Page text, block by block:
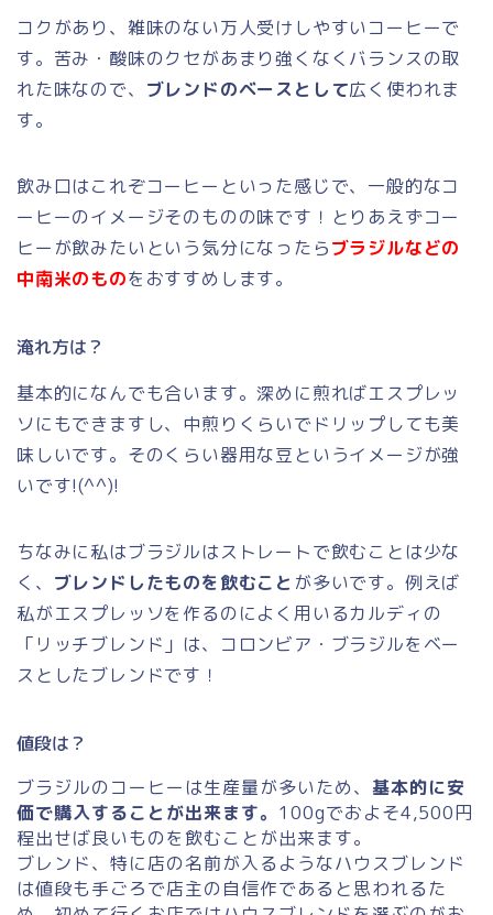
コクがあり、雑味のない万人受けしやすいコーヒーで
す。苦み・酸味のクセがあまり強くなくバランスの取
れた味なので、 ブレンドのベースとして広く使われま
す。
飲み口はこれぞコーヒーといった感じで、一般的なコ
ーヒーのイメージそのものの味です！とりあえずコー
ヒーが飲みたいという気分になったらブラジルなどの
中南米のものをおすすめします。
淹れ方は？
基本的になんでも合います。深めに煎ればエスプレッ
ソにもできますし、中煎りくらいでドリップしても美
味しいです。そのくらい器用な豆というイメージが強
いです!(^^)!
ちなみに私はブラジルはストレートで飲むことは少な
く、 ブレンドしたものを飲むこと が多いです。例えば
私がエスプレッソを作るのによく用いるカルディの
「リッチブレンド」は、コロンビア・ブラジルをベー
スとしたブレンドです！
値段は？
ブラジルのコーヒーは生産量が多いため、 基本的に安
価で購入することが出来ます。 100gでおよそ4,500円
程出せば良いものを飲むことが出来ます。
ブレンド、特に店の名前が入るようなハウスブレンド
は値段も手ごろで店主の自信作であると思われるた